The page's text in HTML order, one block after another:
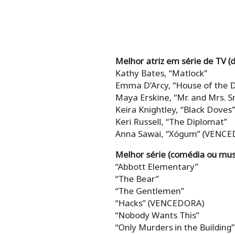
Melhor atriz em série de TV
Kathy Bates, “Matlock”
Emma D’Arcy, “House of the
Maya Erskine, “Mr. and Mrs.
Keira Knightley, “Black Doves”
Keri Russell, “The Diplomat”
Anna Sawai, “Xógum”
Melhor série (comédia ou
“Abbott Elementary”
“The Bear”
“The Gentlemen”
“Hacks” (VENCEDORA)
“Nobody Wants This”
“Only Murders in the Building”